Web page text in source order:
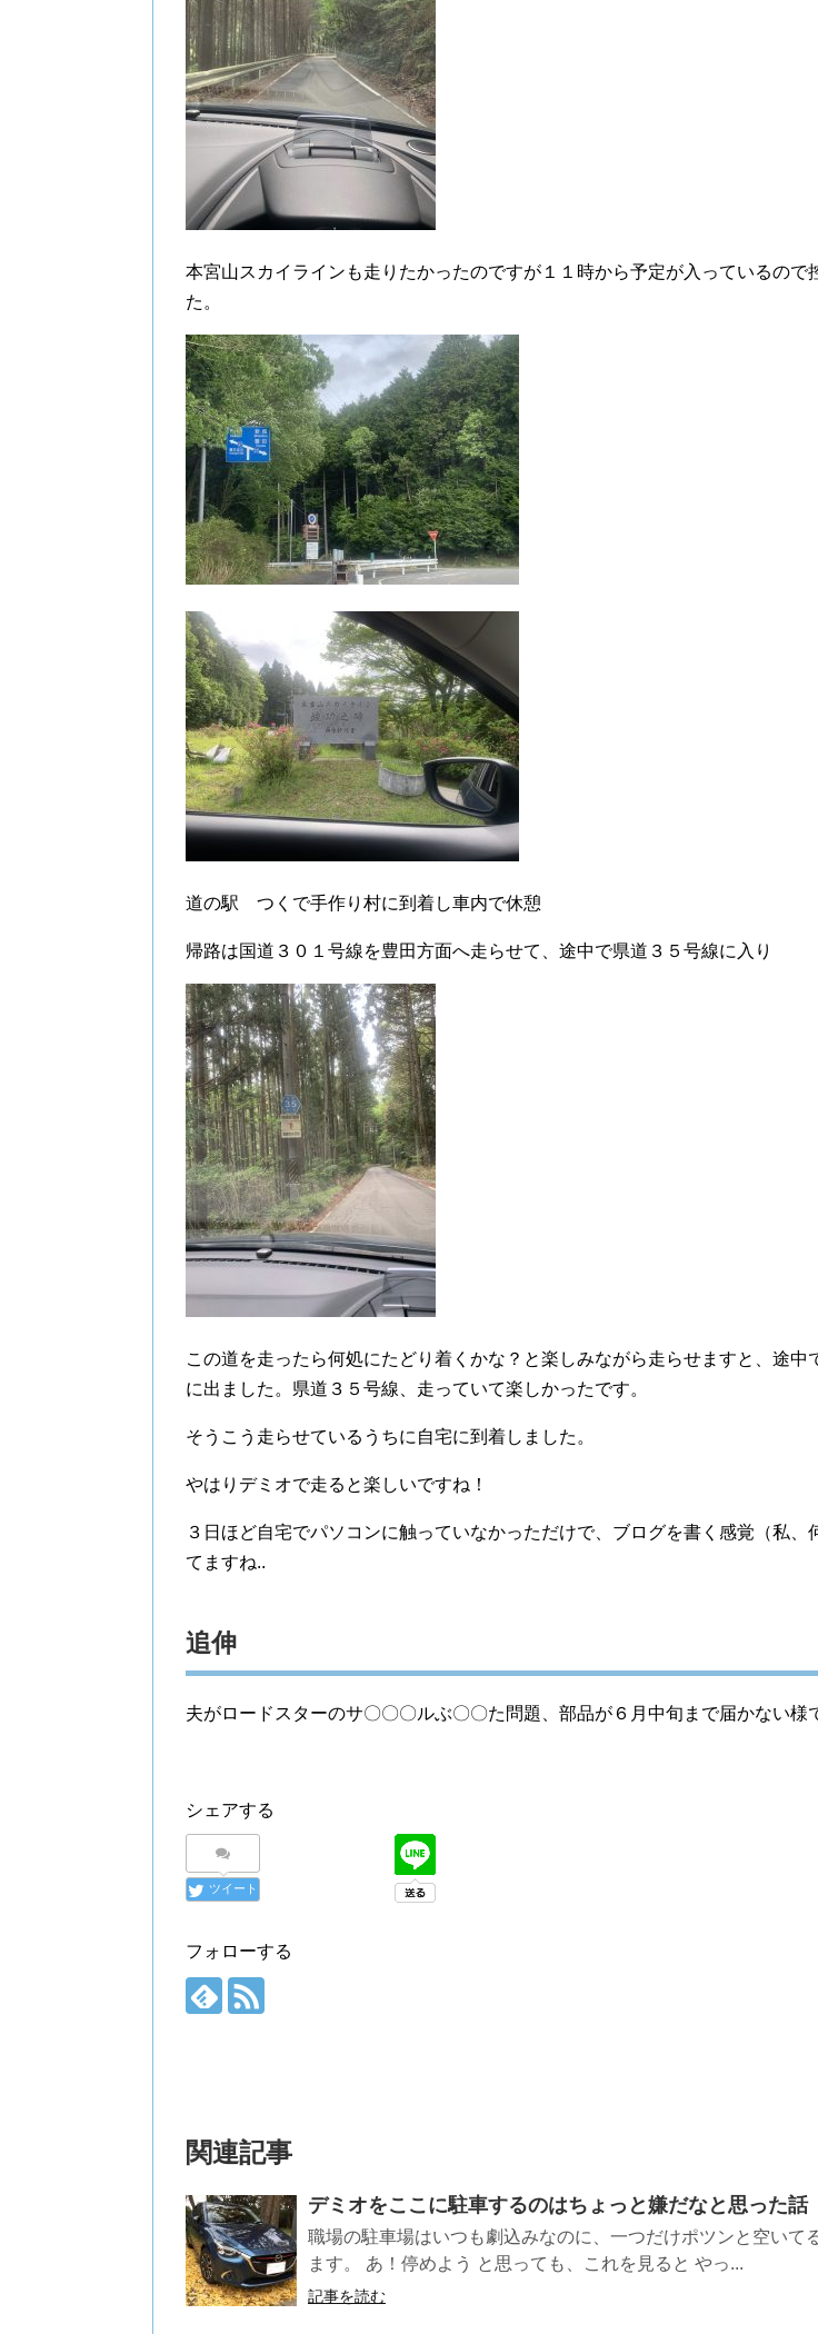
本宮山スカイラインも走りたかったのですが１１時から予定が入っているので
た。
道の駅 つくで手作り村に到着し車内で休憩
帰路は国道３０１号線を豊田方面へ走らせて、途中で県道３５号線に入り
この道を走ったら何処にたどり着くかな？と楽しみながら走らせますと、途中
に出ました。県道３５号線、走っていて楽しかったです。
そうこう走らせているうちに自宅に到着しました。
やはりデミオで走ると楽しいですね！
３日ほど自宅でパソコンに触っていなかっただけで、ブログを書く感覚（私、
てますね..
追伸
夫がロードスターのサ〇〇〇ルぶ〇〇た問題、部品が６月中旬まで届かない様
シェアする
ツイート
フォローする
関連記事
デミオをここに駐車するのはちょっと嫌だなと思った話
職場の駐車場はいつも劇込みなのに、一つだけポツンと空いて
ます。 あ！停めよう と思っても、これを見ると やっ...
記事を読む